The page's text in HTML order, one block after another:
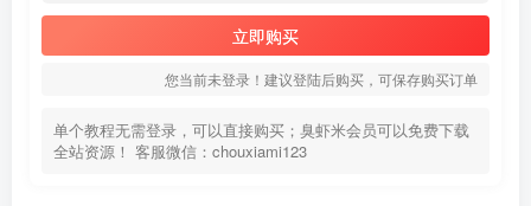
立即购买
您当前未登录！建议登陆后购买，可保存购买订单
单个教程无需登录，可以直接购买；臭虾米会员可以免费下载
全站资源！ 客服微信：chouxiami123